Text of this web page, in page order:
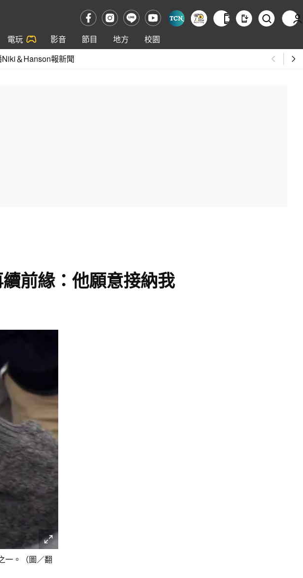
電玩 影音 節目 地方
校園
＆Hanson報新聞
前緣：他願意接納我
一。（圖／翻